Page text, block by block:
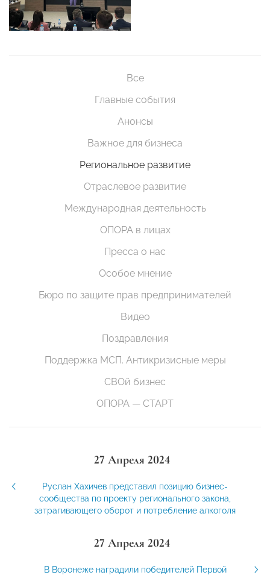
Все
Главные события
Анонсы
Важное для бизнеса
Региональное развитие
Отраслевое развитие
Международная деятельность
ОПОРА в лицах
Пресса о нас
Особое мнение
Бюро по защите прав предпринимателей
Видео
Поздравления
Поддержка МСП. Антикризисные меры
СВОй бизнес
ОПОРА — СТАРТ
27 Апреля 2024
Руслан Хахичев представил позицию бизнес-
сообщества по проекту регионального закона,
затрагивающего оборот и потребление алкоголя
27 Апреля 2024
В Воронеже наградили победителей Первой